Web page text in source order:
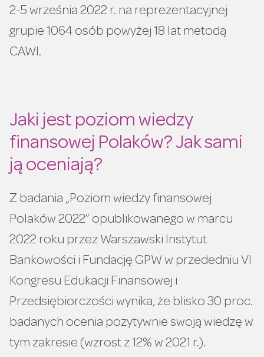
2-5 września 2022 r. na reprezentacyjnej
grupie 1064 osób powyżej 18 lat metodą
CAWI.
Jaki jest poziom wiedzy
finansowej Polaków? Jak sami
ją oceniają?
Z badania „Poziom wiedzy finansowej
Polaków 2022” opublikowanego w marcu
2022 roku przez Warszawski Instytut
Bankowości i Fundację GPW w przededniu VI
Kongresu Edukacji Finansowej i
Przedsiębiorczości wynika, że blisko 30 proc.
badanych ocenia pozytywnie swoją wiedzę w
tym zakresie (wzrost z 12% w 2021 r.).